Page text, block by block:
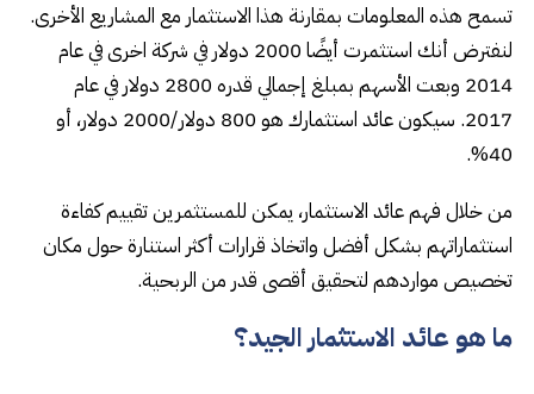
تسمح هذه المعلومات بمقارنة هذا الاستثمار مع المشاريع الأخرى.
لنفترض أنك استثمرت أيضًا 2000 دولار في شركة اخرى في عام
2014 وبعت الأسهم بمبلغ إجمالي قدره 2800 دولار في عام
2017. سيكون عائد استثمارك هو 800 دولار/2000 دولار، أو
40%.
من خلال فهم عائد الاستثمار، يمكن للمستثمرين تقييم كفاءة
استثماراتهم بشكل أفضل واتخاذ قرارات أكثر استنارة حول مكان
تخصيص مواردهم لتحقيق أقصى قدر من الربحية.
ما هو عائد الاستثمار الجيد؟